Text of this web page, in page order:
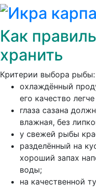
Как
хранить
Критерии выбора рыбы:
охлаждённый
его качество
глаза сазана
влажная, без
у свежей рыбы
разделённый на
хороший запах
воды;
на качественной